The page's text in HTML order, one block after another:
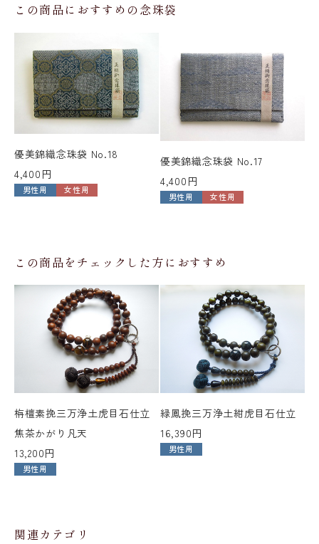
この商品におすすめの念珠袋
優美錦織念珠袋 No.18
4,400円
男性用 女性用
優美錦織念珠袋 No.17
4,400円
男性用 女性用
この商品をチェックした方におすすめ
栴檀素挽三万浄土虎目石仕立
焦茶かがり凡天
13,200円
男性用
緑鳳挽三万浄土紺虎目石仕立
16,390円
男性用
関連カテゴリ